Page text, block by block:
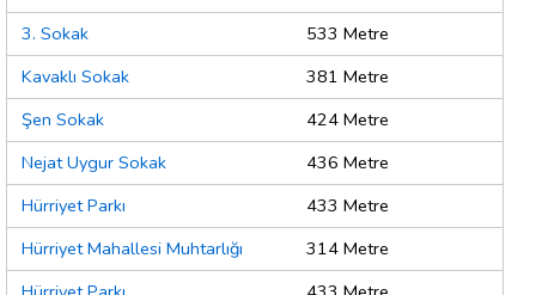
3. Sokak
533 Metre
Kavaklı Sokak
381 Metre
Şen Sokak
424 Metre
Nejat Uygur Sokak
436 Metre
Hürriyet Parkı
433 Metre
Hürriyet Mahallesi Muhtarlığı
314 Metre